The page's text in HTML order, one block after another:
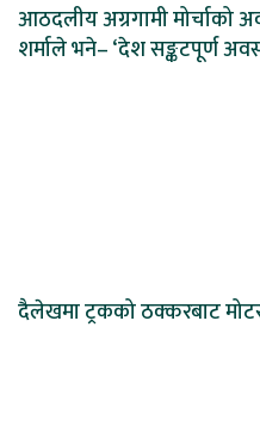
आठदलीय अग्रगामी मोर्चाको
शर्माले भने– ‘देश सङ्कटपूर्ण
दैलेखमा ट्रकको ठक्करबाट